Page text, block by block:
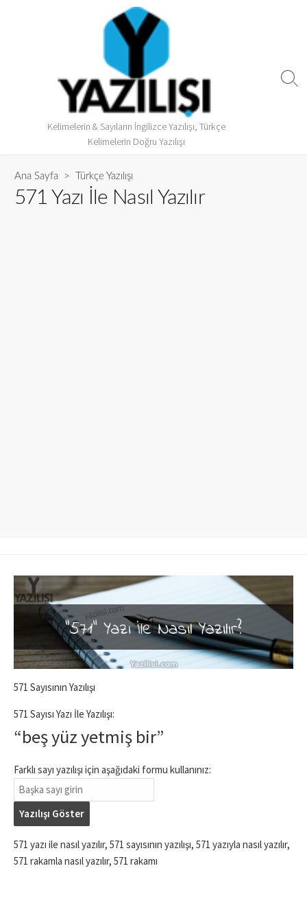
Kelimelerin & Sayıların İngilizce Yazılışı, Türkçe
Kelimelerin Doğru Yazılışı
Ana Sayfa > Türkçe Yazılışı
571 Yazı İle Nasıl Yazılır
571 Sayısının Yazılışı
571 Sayısı Yazı İle Yazılışı:
“beş yüz yetmiş bir”
Farklı sayı yazılışı için aşağıdaki formu kullanınız:
Yazılışı Göster
571 yazı ile nasıl yazılır, 571 sayısının yazılışı, 571 yazıyla nasıl yazılır,
571 rakamla nasıl yazılır, 571 rakamı